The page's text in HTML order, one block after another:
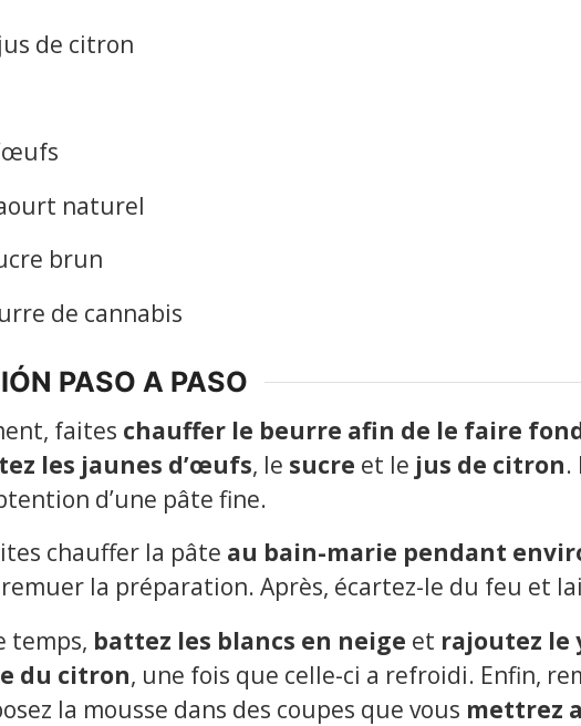
de citron
naturel
brun
de cannabis
PASO A PASO
faites chauffer le beurre afin de le faire
les jaunes d’œufs, le sucre et le jus de citron.
d’une pâte fine.
chauffer la pâte au bain-marie pendant
la préparation. Après, écartez-le du feu et
temps, battez les blancs en neige et rajoutez le
du citron, une fois que celle-ci a refroidi. Enfin,
la mousse dans des coupes que vous mettrez